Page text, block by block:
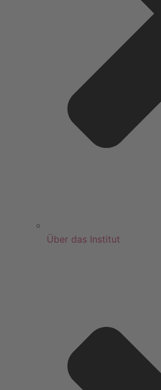
Über das Institut